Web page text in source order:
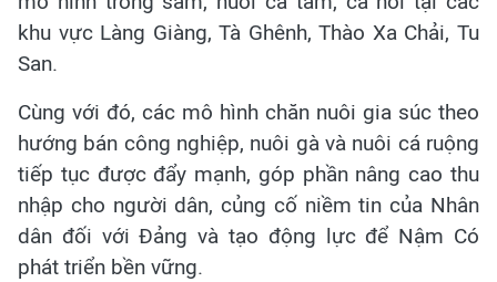
khu vực Làng Giàng, Tà Ghênh, Thào Xa Chải, Tu
San.
Cùng với đó, các mô hình chăn nuôi gia súc theo
hướng bán công nghiệp, nuôi gà và nuôi cá ruộng
tiếp tục được đẩy mạnh, góp phần nâng cao thu
nhập cho người dân, củng cố niềm tin của Nhân
dân đối với Đảng và tạo động lực để Nậm Có
phát triển bền vững.